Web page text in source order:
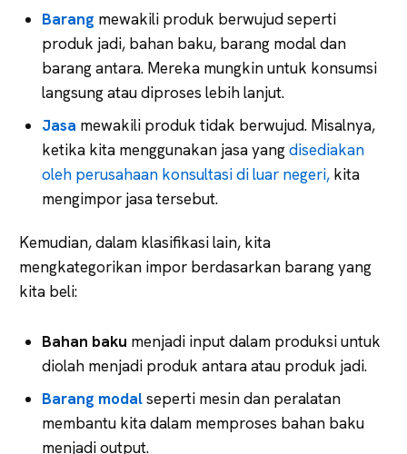
Barang mewakili produk berwujud seperti
produk jadi, bahan baku, barang modal dan
barang antara. Mereka mungkin untuk konsumsi
langsung atau diproses lebih lanjut.
Jasa mewakili produk tidak berwujud. Misalnya,
ketika kita menggunakan jasa yangdisediakan
oleh perusahaan konsultasi di luar negeri, kita
mengimpor jasa tersebut.
Kemudian, dalam klasifikasi lain, kita
mengkategorikan impor berdasarkan barang yang
kita beli:
Bahan baku menjadi input dalam produksi untuk
diolah menjadi produk antara atau produk jadi.
Barang modalseperti mesin dan peralatan
membantu kita dalam memproses bahan baku
menjadi output.